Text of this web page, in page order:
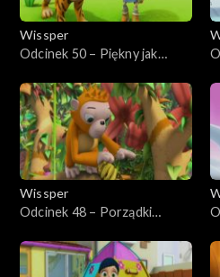
Wissper
Odcinek 50 – Piękny jak
Wissper
Odcinek 48 – Porządki